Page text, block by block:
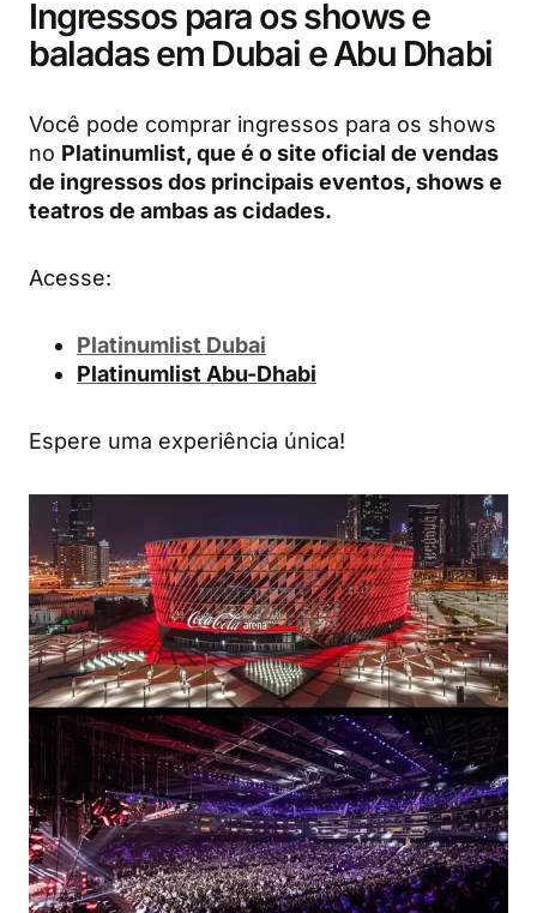
Ingressos para os shows e
baladas em Dubai e Abu Dhabi
Você pode comprar ingressos para os shows
no Platinumlist, que é o site oficial de vendas
de ingressos dos principais eventos, shows e
teatros de ambas as cidades.
Acesse:
Platinumlist Dubai
Platinumlist Abu-Dhabi
Espere uma experiência única!